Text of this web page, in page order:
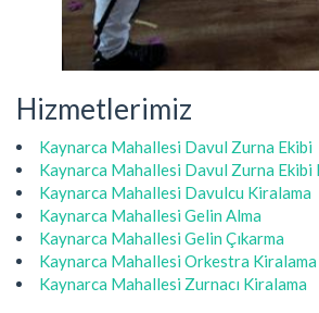
Hizmetlerimiz
Kaynarca Mahallesi Davul Zurna Ekibi
Kaynarca Mahallesi Davul Zurna Ekibi
Kaynarca Mahallesi Davulcu Kiralama
Kaynarca Mahallesi Gelin Alma
Kaynarca Mahallesi Gelin Çıkarma
Kaynarca Mahallesi Orkestra Kiralama
Kaynarca Mahallesi Zurnacı Kiralama